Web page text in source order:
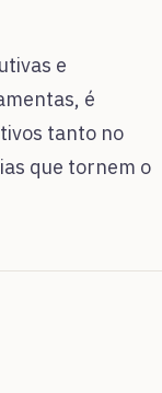
e
é
tanto no
que tornem o